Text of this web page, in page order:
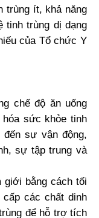
trùng ít, khả năng
tinh trùng dị dạng
của Tổ chức Y
chế độ ăn uống
sức khỏe tinh
sự vận động,
sự tập trung và
giới bằng cách tối
các chất dinh
để hỗ trợ tích